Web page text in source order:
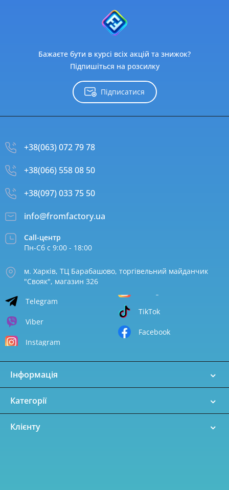
Бажаєте бути в курсі всіх акцій та знижок?
Підпишіться на розсилку
Підписатися
+38(063) 072 79 78
+38(066) 558 08 50
+38(097) 033 75 50
info@fromfactory.ua
Call-центр
Пн-Сб с 9:00 - 18:00
м. Харків, ТЦ Барабашово, торгівельний майданчик
"Свояк", магазин 326
Telegram
Viber
Instagram
TikTok
Facebook
Інформація
Категорії
Клієнту